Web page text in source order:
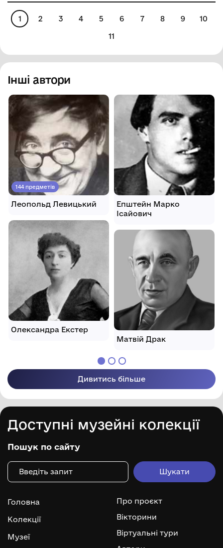
1 2 3 4 5 6 7 8 9 10
11
Інші автори
144 предметів
Леопольд Левицький
Олександра Екстер
Епштейн Марко
Ісайович
Матвій Драк
Дивитись більше
Доступні музейні колекції
Пошук по сайту
Головна
Колекції
Музеї
Про проєкт
Вікторини
Віртуальні тури